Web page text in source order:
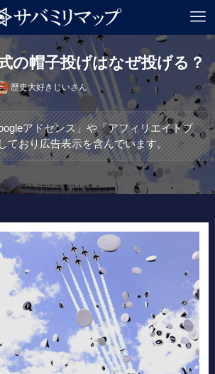
の帽子投げはなぜ投げる？
歴史大好きじいさん
アドセンス」や「アフィリエイトプ
ており広告表示を含んでいます。